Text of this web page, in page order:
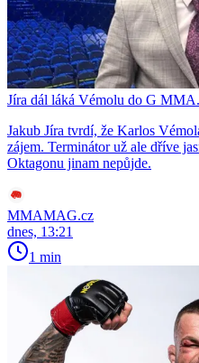
Jíra dál láká Vémolu do G
Jakub Jíra tvrdí, že Karlos
zájem. Terminátor už ale dříve
Oktagonu jinam nepůjde.
MMAMAG.cz
dnes, 13:21
1 min